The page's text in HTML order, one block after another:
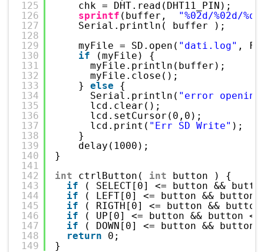
125
126
127
128
129
130
131
132
133
134
135
136
137
138
139
140
141
142
143
144
145
146
147
148
149
chk = DHT.read(DHT11_PIN);
sprintf (buffer,
"%02d/%02d/%d
Serial.println( buffer );
myFile = SD.open( "dati.log" ,
if
(myFile) {
myFile.println(buffer);
myFile.close();
} else
{
Serial.println( "error
lcd.clear();
lcd.setCursor(0,0);
lcd.print( "Err SD Write" );
}
delay(1000);
}
int
ctrlButton( int
button ) {
if
( SELECT[0] <= button &&
if
( LEFT[0] <= button &&
if
( RIGTH[0] <= button &&
if
( UP[0] <= button && button
if
( DOWN[0] <= button && button
return
0;
}